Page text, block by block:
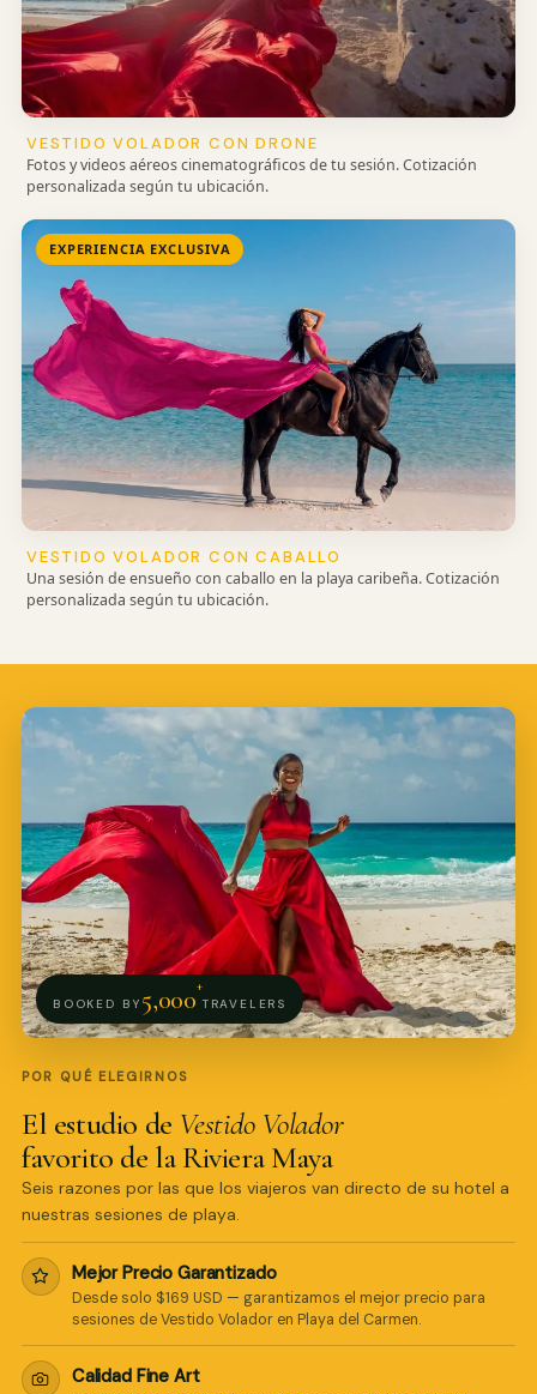
VESTIDO VOLADOR CON DRONE
Fotos y videos aéreos cinematográficos de tu sesión. Cotización
personalizada según tu ubicación.
EXPERIENCIA EXCLUSIVA
VESTIDO VOLADOR CON CABALLO
Una sesión de ensueño con caballo en la playa caribeña. Cotización
personalizada según tu ubicación.
BOOKED BY 5,000+
TRAVELERS
POR QUÉ ELEGIRNOS
El estudio de Vestido Volador
favorito de la Riviera Maya
Seis razones por las que los viajeros van directo de su hotel a
nuestras sesiones de playa.
Mejor Precio Garantizado
Desde solo $169 USD — garantizamos el mejor precio para
sesiones de Vestido Volador en Playa del Carmen.
Calidad Fine Art